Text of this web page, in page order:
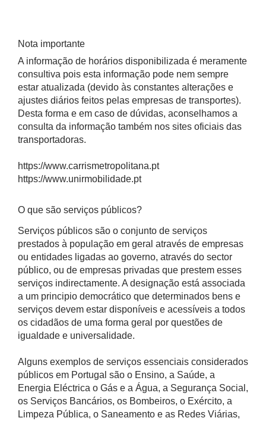
Nota importante
A informação de horários disponibilizada é meramente
consultiva pois esta informação pode nem sempre
estar atualizada (devido às constantes alterações e
ajustes diários feitos pelas empresas de transportes).
Desta forma e em caso de dúvidas, aconselhamos a
consulta da informação também nos sites oficiais das
transportadoras.
https://www.carrismetropolitana.pt
https://www.unirmobilidade.pt
O que são serviços públicos?
Serviços públicos são o conjunto de serviços
prestados à população em geral através de empresas
ou entidades ligadas ao governo, através do sector
público, ou de empresas privadas que prestem esses
serviços indirectamente. A designação está associada
a um principio democrático que determinados bens e
serviços devem estar disponíveis e acessíveis a todos
os cidadãos de uma forma geral por questões de
igualdade e universalidade.
Alguns exemplos de serviços essenciais considerados
públicos em Portugal são o Ensino, a Saúde, a
Energia Eléctrica o Gás e a Água, a Segurança Social,
os Serviços Bancários, os Bombeiros, o Exército, a
Limpeza Pública, o Saneamento e as Redes Viárias,